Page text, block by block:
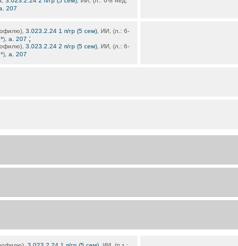
207
3.023.2.24 1 п/гр (5 сем) , ИИ, (л.: 6-
*), а. 207 ;
3.023.2.24 2 п/гр (5 сем) , ИИ, (л.: 6-
*), а. 207